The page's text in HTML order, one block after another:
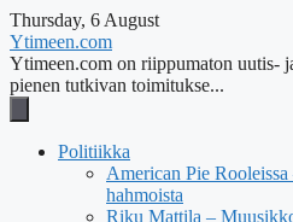
Thursday, 6 August
Ytimeen.com
Ytimeen.com on riippumaton uutis-
pienen tutkivan toimitukse...
Politiikka
American Pie
hahmoista
Riku Mattila –